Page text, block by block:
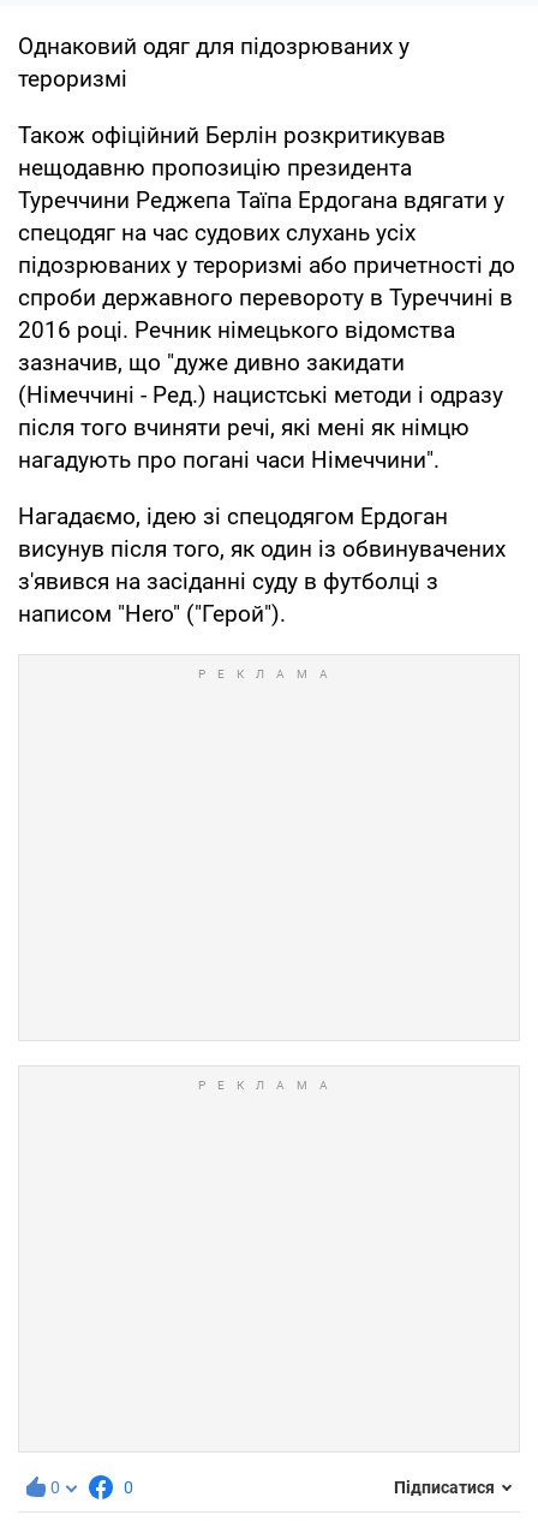
Однаковий одяг для підозрюваних у
тероризмі
Також офіційний Берлін розкритикував
нещодавню пропозицію президента
Туреччини Реджепа Таїпа Ердогана вдягати у
спецодяг на час судових слухань усіх
підозрюваних у тероризмі або причетності до
спроби державного перевороту в Туреччині в
2016 році. Речник німецького відомства
зазначив, що "дуже дивно закидати
(Німеччині - Ред.) нацистські методи і одразу
після того вчиняти речі, які мені як німцю
нагадують про погані часи Німеччини".
Нагадаємо, ідею зі спецодягом Ердоган
висунув після того, як один із обвинувачених
з'явився на засіданні суду в футболці з
написом "Hero" ("Герой").
0 0 Підписатися